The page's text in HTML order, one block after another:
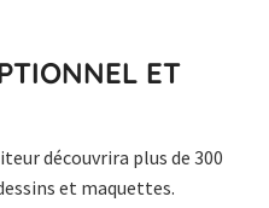
ET
découvrira plus de 300
et maquettes.